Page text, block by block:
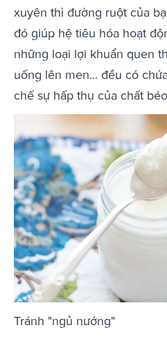
xuyên thì đường ruột của
đó giúp hệ tiêu hóa hoạt
những loại lợi khuẩn quen
uống lên men... đều có
chế sự hấp thụ của chất
Tránh "ngủ nướng"